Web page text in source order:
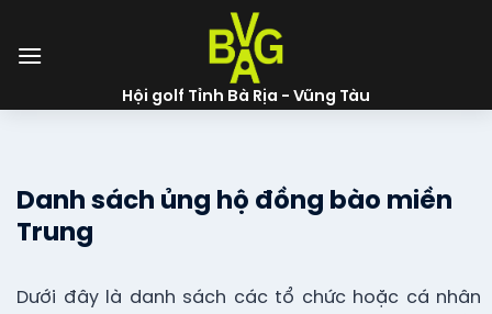
content
Hội golf Tỉnh Bà Rịa - Vũng Tàu
Danh sách ủng hộ đồng bào miền
Trung
Dưới đây là danh sách các tổ chức hoặc cá nhân